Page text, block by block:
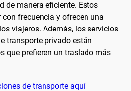
de manera eficiente. Estos
con frecuencia y ofrecen una
viajeros. Además, los servicios
transporte privado están
que prefieren un traslado más
de transporte aquí